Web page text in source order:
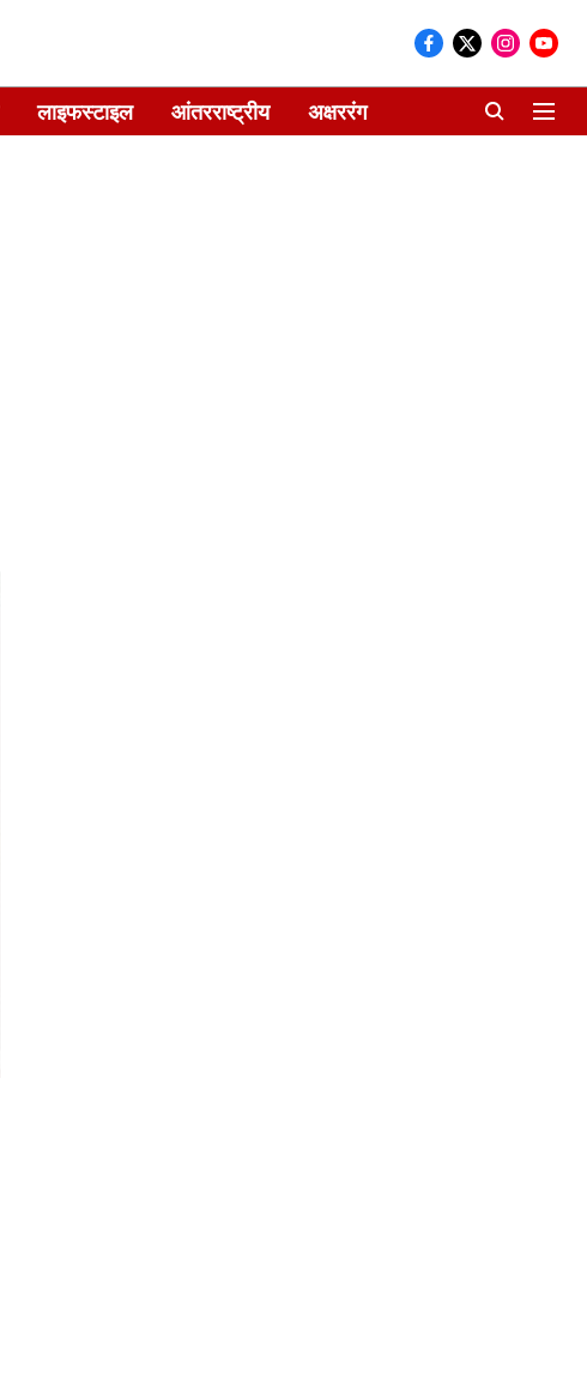
लाइफस्टाइल आंतरराष्ट्रीय अक्षररंग